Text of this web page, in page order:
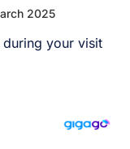
2025
your visit